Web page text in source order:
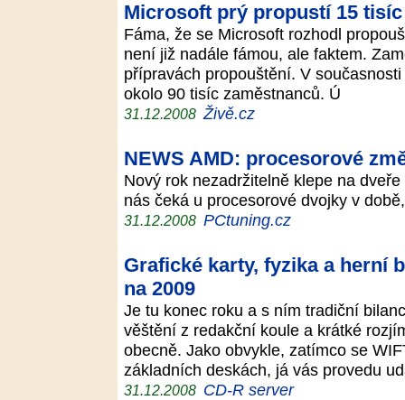
Microsoft prý propustí 15
Fáma, že se Microsoft rozhodl
není již nadále fámou, ale faktem.
přípravách propouštění. V
okolo 90 tisíc zaměstnanců. Ú
31.12.2008 Živě.cz
NEWS AMD: procesorové
Nový rok nezadržitelně klepe na
nás čeká u procesorové dvojky v
31.12.2008 PCtuning.cz
Grafické karty, fyzika a herní
na 2009
Je tu konec roku a s ním tradiční
věštění z redakční koule a krátké
obecně. Jako obvykle, zatímco se
základních deskách, já vás provedu
31.12.2008 CD-R server